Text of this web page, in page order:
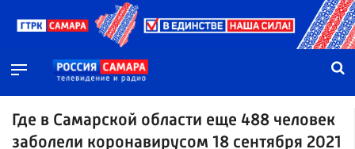
Где в Самарской области еще 488 человек
заболели коронавирусом 18 сентября 2021